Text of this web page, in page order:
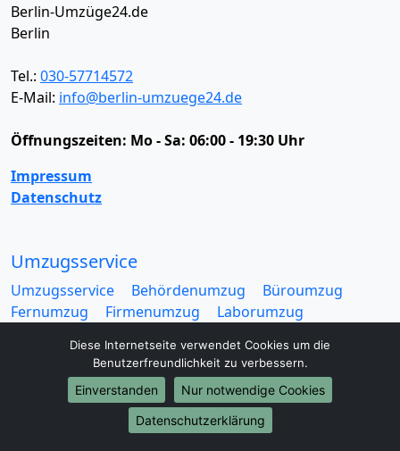
Berlin-Umzüge24.de
Berlin
Tel.: 030-57714572
E-Mail: info@berlin-umzuege24.de
Öffnungszeiten: Mo - Sa: 06:00 - 19:30 Uhr
Impressum
Datenschutz
Umzugsservice
Umzugsservice Behördenumzug
Büroumzug
Fernumzug
Firmenumzug
Laborumzug
Seniorenumzug
Studentenumzug
Beiladung
Entrümpelung
Halteverbotszone
Klaviertransport
Möbellift
Haushaltsauflösung
Möbeltaxi
Möbelmitfahrzentrale
Umzugskartons
Diese Internetseite verwendet Cookies um die
Benutzerfreundlichkeit zu verbessern.
Einverstanden
Nur notwendige Cookies
Datenschutzerklärung